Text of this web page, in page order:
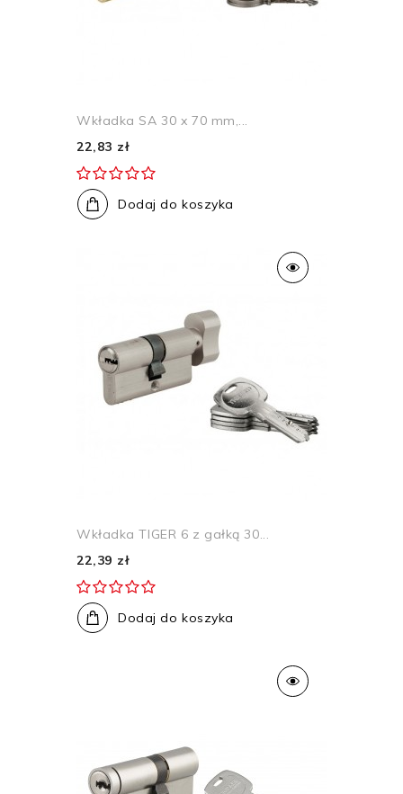
Wkładka SA 30 x 70 mm,...
22,83 zł
Dodaj do koszyka
Wkładka TIGER 6 z gałką 30...
22,39 zł
Dodaj do koszyka